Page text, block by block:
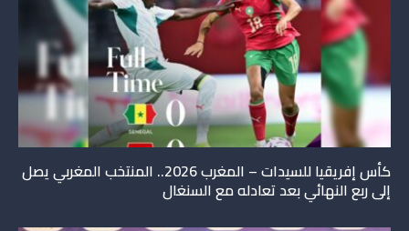
كأس إفريقيا للسيدات – المغرب 2026.. المنتخب المغربي يصل
إلى ربع النهائي بعد تعادله مع السنغال